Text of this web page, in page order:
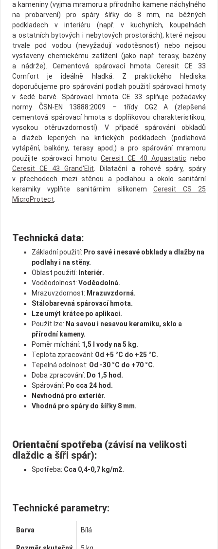
a kameniny (vyjma mramoru a přírodního kamene náchylného
na probarvení) pro spáry šířky do 8 mm, na běžných
podkladech v interiéru (např. v kuchyních, koupelnách
a ostatních bytových i nebytových prostorách), které nejsou
trvale pod vodou (nevyžadují vodotěsnost) nebo nejsou
vystaveny chemickému zatížení (jako např. terasy, bazény
a nádrže). Cementová spárovací hmota Ceresit CE 33
Comfort je ideálně hladká. Z praktického hlediska
doporučujeme pro spárování podlah použití spárovací hmoty
v šedé barvě. Spárovací hmota CE 33 splňuje požadavky
normy ČSN-EN 13888:2009 – třídy CG2 A (zlepšená
cementová spárovací hmota s doplňkovou charakteristikou,
vysokou otěruvzdorností). V případě spárování obkladů
a dlažeb lepených na kritických podkladech (podlahová
vytápění, balkóny, terasy apod.) a pro spárování mramoru
použijte spárovací hmotu Ceresit CE 40 Aquastatic nebo
Ceresit CE 43 Grand‘Elit . Dilatační a rohové spáry, spáry
v přechodech mezi stěnou a podlahou a okolo sanitární
keramiky vyplňte sanitárním silikonem Ceresit CS 25
MicroProtect
Technická data:
Základní použití: Pro savé i nesavé obklady a dlažby na
podlahy i na stěny.
Oblast použití: Interiér.
Voděodolnost: Voděodolná.
Mrazuvzdornost: Mrazuvzdorná.
Stálobarevná spárovací hmota.
Lze umýt krátce po aplikaci.
Použít lze: Na savou i nesavou keramiku, sklo a
přírodní kameny.
Poměr míchání: 1,5 l vody na 5 kg.
Teplota zpracování: Od +5 °C do +25 °C.
Tepelná odolnost: Od -30 °C do +70 °C.
Doba zpracování: Do 1,5 hod.
Spárování: Po cca 24 hod.
Nevhodná pro exteriér.
Vhodná pro spáry do šířky 8 mm.
Orientační spotřeba (závisí na velikosti
dlaždic a šíři spár):
Spotřeba: Cca 0,4-0,7 kg/m2.
Technické parametry:
Barva Bílá